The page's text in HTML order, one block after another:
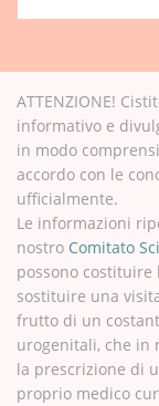
ATTENZIONE!
informativo e
in modo
accordo con le
ufficialmente.
Le informazioni
nostro Comitato
possono
sostituire una
frutto di un
urogenitali, che in
la prescrizione di
proprio medico